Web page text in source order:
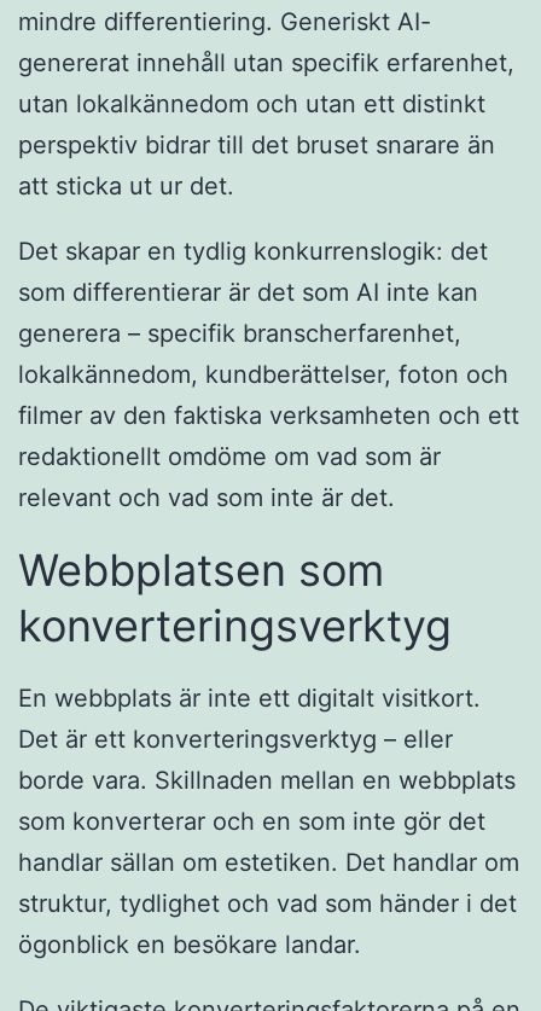
mindre differentiering. Generiskt AI-
genererat innehåll utan specifik erfarenhet,
utan lokalkännedom och utan ett distinkt
perspektiv bidrar till det bruset snarare än
att sticka ut ur det.
Det skapar en tydlig konkurrenslogik: det
som differentierar är det som AI inte kan
generera – specifik branscherfarenhet,
lokalkännedom, kundberättelser, foton och
filmer av den faktiska verksamheten och ett
redaktionellt omdöme om vad som är
relevant och vad som inte är det.
Webbplatsen som
konverteringsverktyg
En webbplats är inte ett digitalt visitkort.
Det är ett konverteringsverktyg – eller
borde vara. Skillnaden mellan en webbplats
som konverterar och en som inte gör det
handlar sällan om estetiken. Det handlar om
struktur, tydlighet och vad som händer i det
ögonblick en besökare landar.